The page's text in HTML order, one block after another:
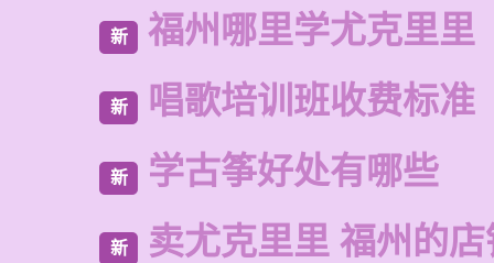
新 福州哪里学尤克里里
新 唱歌培训班收费标准
新 学古筝好处有哪些
新 卖尤克里里 福州的